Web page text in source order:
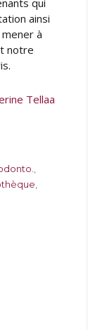
qui
ainsi
à
notre
Tellaa